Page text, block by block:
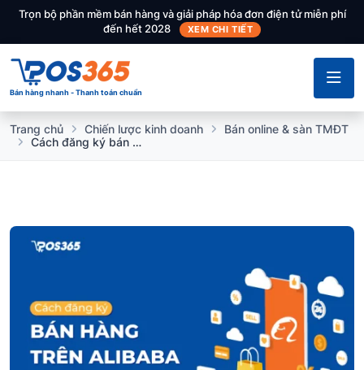
Trọn bộ phần mềm bán hàng và giải pháp hóa đơn điện tử miễn phí
đến hết 2028
XEM CHI TIẾT
Bán hàng nhanh - Thanh toán chuẩn
Trang chủ Chiến lược kinh doanh
Bán online & sàn TMĐT
Cách đăng ký bán hàng trên Alibaba đơn giản cho người mới bắt đầu